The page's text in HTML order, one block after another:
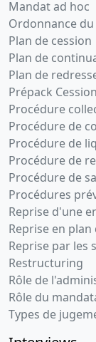
Mandat ad hoc
Ordonnance
Plan de cession
Plan de
Plan de
Prépack Cession
Procédure
Procédure de
Procédure de
Procédure de
Procédure de
Procédures
Reprise d'une
Reprise en plan
Reprise par les
Restructuring
Rôle de
Rôle du
Types de